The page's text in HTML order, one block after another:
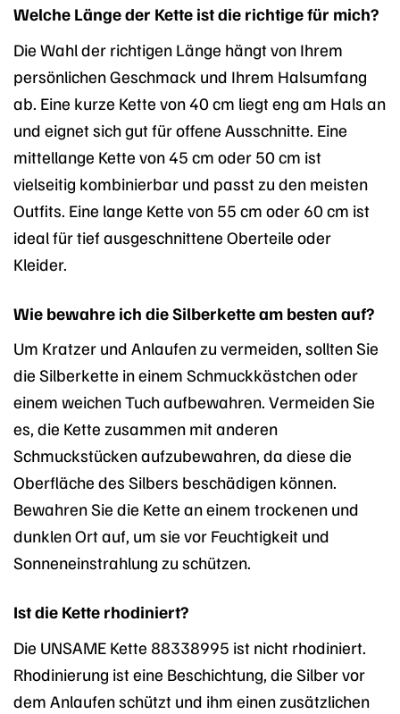
Welche Länge der Kette ist die richtige für mich?
Die Wahl der richtigen Länge hängt von Ihrem
persönlichen Geschmack und Ihrem Halsumfang
ab. Eine kurze Kette von 40 cm liegt eng am Hals an
und eignet sich gut für offene Ausschnitte. Eine
mittellange Kette von 45 cm oder 50 cm ist
vielseitig kombinierbar und passt zu den meisten
Outfits. Eine lange Kette von 55 cm oder 60 cm ist
ideal für tief ausgeschnittene Oberteile oder
Kleider.
Wie bewahre ich die Silberkette am besten auf?
Um Kratzer und Anlaufen zu vermeiden, sollten Sie
die Silberkette in einem Schmuckkästchen oder
einem weichen Tuch aufbewahren. Vermeiden Sie
es, die Kette zusammen mit anderen
Schmuckstücken aufzubewahren, da diese die
Oberfläche des Silbers beschädigen können.
Bewahren Sie die Kette an einem trockenen und
dunklen Ort auf, um sie vor Feuchtigkeit und
Sonneneinstrahlung zu schützen.
Ist die Kette rhodiniert?
Die UNSAME Kette 88338995 ist nicht rhodiniert.
Rhodinierung ist eine Beschichtung, die Silber vor
dem Anlaufen schützt und ihm einen zusätzlichen